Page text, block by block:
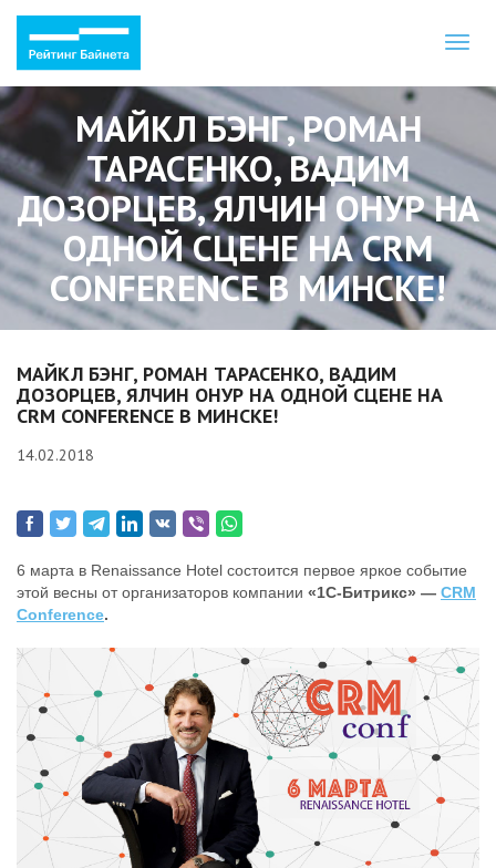
МАЙКЛ БЭНГ, РОМАН
ТАРАСЕНКО, ВАДИМ
ДОЗОРЦЕВ, ЯЛЧИН ОНУР НА
ОДНОЙ СЦЕНЕ НА CRM
CONFERENCE В МИНСКЕ!
МАЙКЛ БЭНГ, РОМАН ТАРАСЕНКО, ВАДИМ
ДОЗОРЦЕВ, ЯЛЧИН ОНУР НА ОДНОЙ СЦЕНЕ НА
CRM CONFERENCE В МИНСКЕ!
14.02.2018
6 марта в Renaissance Hotel состоится первое яркое событие
этой весны от организаторов компании «1С-Битрикс» — CRM
Conference.